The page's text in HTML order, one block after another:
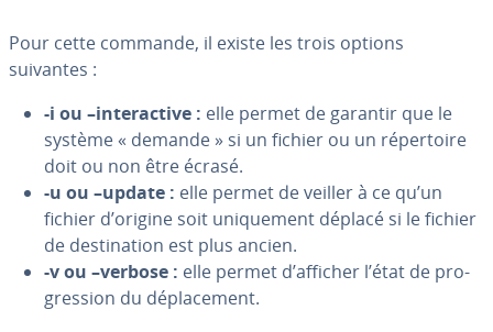
Pour cette commande, il existe les trois options
suivantes :
-i ou –in­te­rac­tive : elle permet de garantir que le
système « demande » si un fichier ou un ré­per­toire
doit ou non être écrasé.
-u ou –update : elle permet de veiller à ce qu’un
fichier d’origine soit uni­que­ment déplacé si le fichier
de des­ti­na­tion est plus ancien.
-v ou –verbose : elle permet d’afficher l’état de pro­
gres­sion du dé­pla­ce­ment.